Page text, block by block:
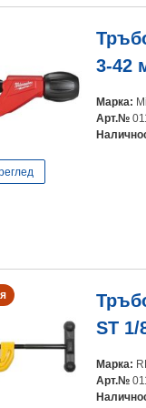
3-42
Марка:
Арт.№
ST 1/
Марка:
Арт.№